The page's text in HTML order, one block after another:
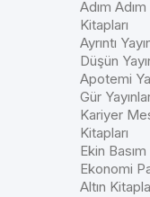
Adım
Kitapları
Ayrıntı
Düşün
Apotemi
Gür
Kariyer
Kitapları
Ekin
Ekonomi
Altın